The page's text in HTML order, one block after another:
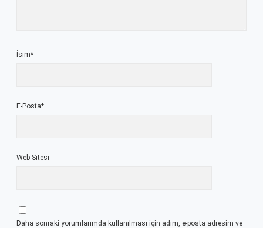
İsim*
E-Posta*
Web Sitesi
Daha sonraki yorumlarımda kullanılması için adım, e-posta adresim ve